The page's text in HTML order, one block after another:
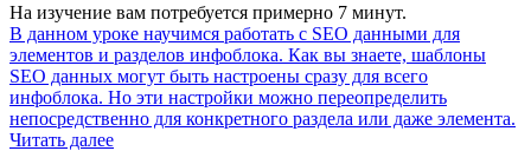
На изучение вам потребуется примерно 7 минут.
В данном уроке научимся работать с SEO данными для
элементов и разделов инфоблока. Как вы знаете, шаблоны
SEO данных могут быть настроены сразу для всего
инфоблока. Но эти настройки можно переопределить
непосредственно для конкретного раздела или даже элемента.
Читать далее